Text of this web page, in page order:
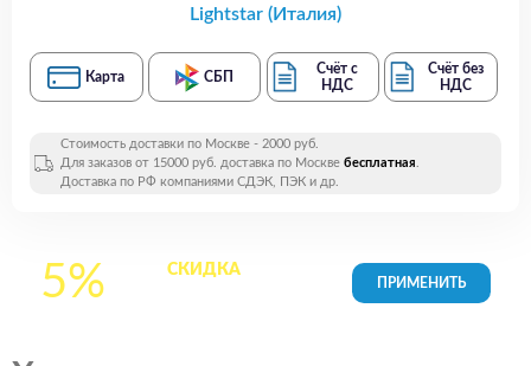
Lightstar (Италия)
Карта СБП
Счёт с
НДС
Счёт без
НДС
Стоимость доставки по Москве - 2000 руб.
Для заказов от 15000 руб. доставка по Москве бесплатная.
Доставка по РФ компаниями СДЭК, ПЭК и др.
5% СКИДКАна все